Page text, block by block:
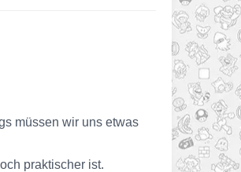
müssen wir uns etwas
praktischer ist.